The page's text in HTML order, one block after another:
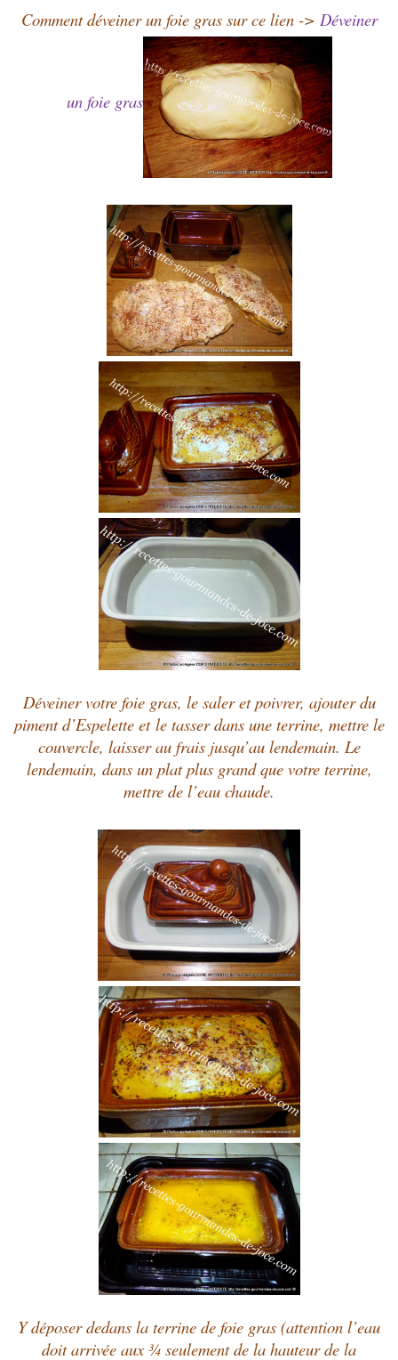
Comment déveiner un foie gras sur ce lien -> Déveiner
un foie gras
Déveiner votre foie gras, le saler et poivrer, ajouter du
piment d’Espelette et le tasser dans une terrine, mettre le
couvercle, laisser au frais jusqu’au lendemain. Le
lendemain, dans un plat plus grand que votre terrine,
mettre de l’eau chaude.
Y déposer dedans la terrine de foie gras (attention l’eau
doit arrivée aux ¾ seulement de la hauteur de la